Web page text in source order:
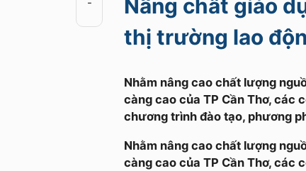
Nâng chất giáo
thị trường lao
Nhằm nâng cao chất lượng
càng cao của TP Cần Thơ, các
chương trình đào tạo, phương
Nhằm nâng cao chất lượng
càng cao của TP Cần Thơ, các